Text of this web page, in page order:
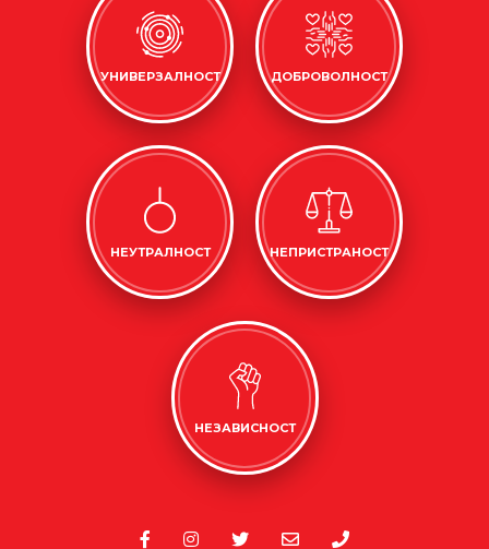
УНИВЕРЗАЛНОСТ ДОБРОВОЛНОСТ
НЕУТРАЛНОСТ НЕПРИСТРАНОСТ
НЕЗАВИСНОСТ